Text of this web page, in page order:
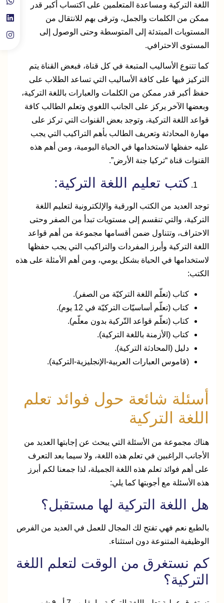
اللغة التركية ومساعدة المتعلمين على اكتساب أكبر قدر
ممكن من الكلمات والجمل، وترقى بهم للانتقال من
المستويات المبتدئة إلى المتوسطة وحتى الوصول إلى
المستوى الاحترافي.
كما تتنوع الأساليب المتبعة في كل قناة، فبعض القناة يتم
التركيز فيها على كافة الأساليب التي تساعد الطلاب على
حفظ أكبر قدر ممكن من الكلمات والعبارات باللغة التركية،
وبعضها الآخر يركز على الجانب اللغوي وتعلم الطالب كافة
قواعد اللغة التركية، وتوجد بعض القنوات التي تركز على
مهارة المحادثة وتعريف الطالب بأهم التراكيب التي يجب
عليه حفظها لاستخدامها في الحياة اليومية، ومن أهم هذه
القنوات قناة “تركيا جنة الأرض”.
كتب تعليم اللغة التركية:
توجد العديد من الكتب الورقية والإلكترونية لتعليم اللغة
التركية، والتي تنقسم إلى مستويات تبدأ من الصفر وحتى
الاحتراف، وتتناول ضمن أقسامها مجموعة من أهم قواعد
اللغة التركية وأبرز المفردات والتراكيب التي يجب حفظها
لاستخدامها في الحياة بشكل يومي، ومن أهم الأمثلة على هذه
الكتب:
كتاب (تعلّم اللغة التركيّة من الصفر).
كتاب (تعلّم أساسيّات التركيّة في 12 يوم).
كتاب (تعلّم قواعد التّركية بدون معلّم).
كتاب (الأزمنة باللغة التركية).
دليل (المحادثة التركية).
(قاموس العبارات العربية-الإنجليزية-التركية).
أسئلة شائعة حول فوائد تعلم
اللغة التركية
هناك مجموعة من الأسئلة التي يبحث عن إجابتها العديد من
الأجانب الراغبين في تعلم هذه اللغة، ولا سيما بعد التعرف
على أهم فوائد تعلم هذه اللغة الجميلة، لذا جمعنا لكم أبرز
هذه الأسئلة مع أجوبتها كما يلي:
هل اللغة التركية لها مستقبل؟
بالطبع نعم فهي تفتح لك المجال للعمل في العديد من الفرص
الوظيفية المتنوعة دون استثناء.
كم نستغرق من الوقت لتعلم اللغة
التركية؟